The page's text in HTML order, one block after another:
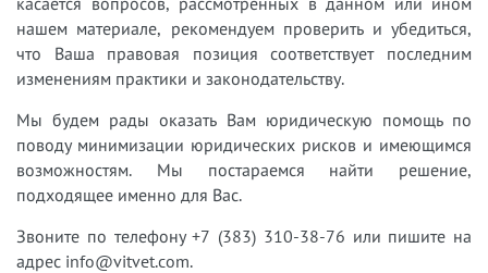
нашем материале, рекомендуем проверить и убедиться,
что Ваша правовая позиция соответствует последним
изменениям практики и законодательству.
Мы будем рады оказать Вам юридическую помощь по
поводу минимизации юридических рисков и имеющимся
возможностям. Мы постараемся найти решение,
подходящее именно для Вас.
Звоните по телефону +7 (383) 310-38-76 или пишите на
адрес info@vitvet.com.